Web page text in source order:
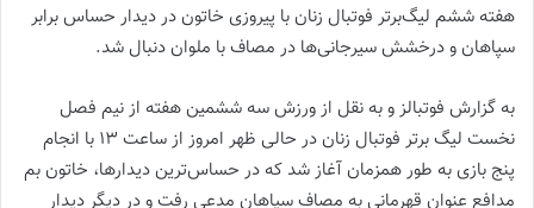
هفته ششم لیگ‌برتر فوتبال زنان با پیروزی خاتون در دیدار حساس برابر
سپاهان و درخشش سیرجانی‌ها در مصاف با ملوان دنبال شد.
به گزارش فوتبالز و به نقل از ورزش سه ششمین هفته از نیم فصل
نخست لیگ برتر فوتبال زنان در حالی ظهر امروز از ساعت ۱۳ با انجام
پنج بازی به طور همزمان آغاز شد که در حساس‌ترین دیدارها، خاتون بم
مدافع عنوان قهرمانی به مصاف سپاهان مدعی رفت و در دیگر دیدار